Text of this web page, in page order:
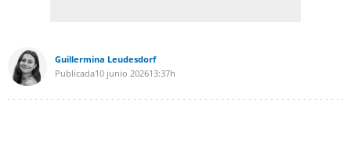
Guillermina Leudesdorf
Publicada10 junio 202613:37h